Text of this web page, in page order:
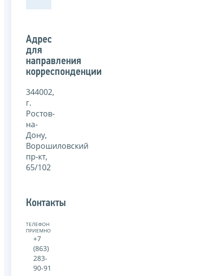
Адрес
для
направления
корреспонденции
344002,
г.
Ростов-
на-
Дону,
Ворошиловский
пр-кт,
65/102
Контакты
ТЕЛЕФОН
ПРИЕМНОЙ:
+7
(863)
283-
90-91